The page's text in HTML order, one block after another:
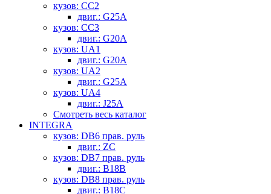
кузов: CC2
двиг.: G25A
кузов: CC3
двиг.: G20A
кузов: UA1
двиг.: G20A
кузов: UA2
двиг.: G25A
кузов: UA4
двиг.: J25A
Смотреть весь каталог
INTEGRA
кузов: DB6 прав. руль
двиг.: ZC
кузов: DB7 прав. руль
двиг.: B18B
кузов: DB8 прав. руль
двиг.: B18C